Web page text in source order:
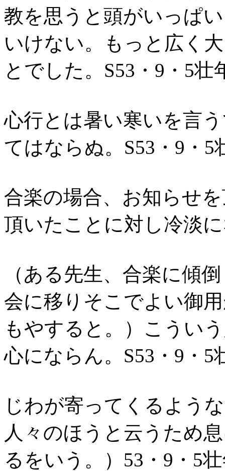
教を思うと頭がいっぱ
いけない。もっと広く
とでした。S53・9・5壮
心行とは暑い寒いを言
てはならぬ。S53・9・5
合楽の場合、お知らせ
頂いたことに対し冷淡
（ある先生、合楽に傾
会に移りそこでよい御
もやすると。）こうい
心にならん。S53・9・5
じわが寄ってくるよう
人々のほうと云うため
るをいう。）53・9・5